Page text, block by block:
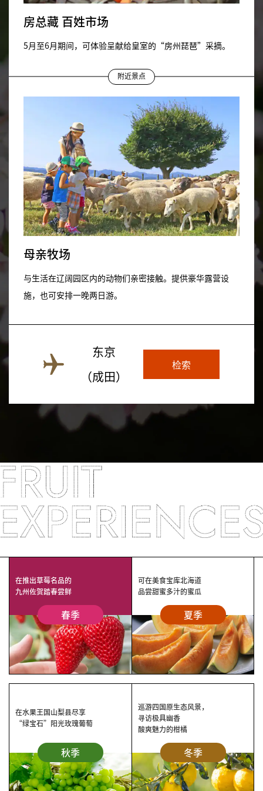
房总藏 百姓市场
5月至6月期间，可体验呈献给皇室的“房州琵琶”采摘。
附近景点
母亲牧场
与生活在辽阔园区内的动物们亲密接触。提供豪华露营设
施，也可安排一晚两日游。
东京
（成田）
检索
在推出草莓名品的
九州佐贺踏春尝鲜
春季
可在美食宝库北海道
品尝甜蜜多汁的蜜瓜
夏季
在水果王国山梨县尽享
“绿宝石”阳光玫瑰葡萄
秋季
巡游四国原生态风景，
寻访极具幽香
酸爽魅力的柑橘
冬季